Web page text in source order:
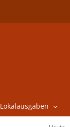
Lokalausgaben